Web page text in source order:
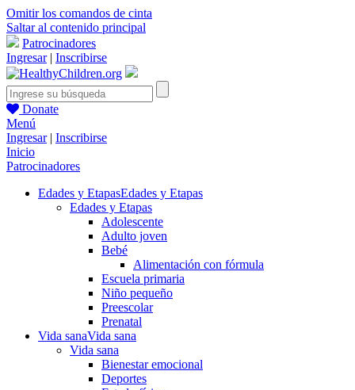
Omitir los comandos de cinta
Saltar al contenido principal
Patrocinadores
Ingresar| Inscribirse
Donate
Menú
Ingresar| Inscribirse
Inicio
Patrocinadores
Edades y EtapasEdades y Etapas
Edades y Etapas
Adolescente
Adulto joven
Bebé
Alimentación con fórmula
Escuela primaria
Niño pequeño
Preescolar
Prenatal
Vida sanaVida sana
Vida sana
Bienestar emocional
Deportes